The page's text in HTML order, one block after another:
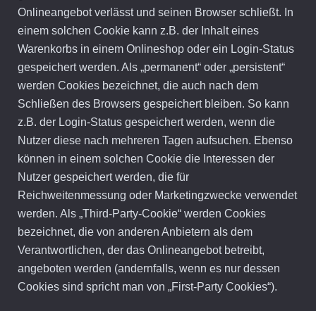
Onlineangebot verlässt und seinen Browser schließt. In
einem solchen Cookie kann z.B. der Inhalt eines
Warenkorbs in einem Onlineshop oder ein Login-Status
gespeichert werden. Als „permanent“ oder „persistent“
werden Cookies bezeichnet, die auch nach dem
Schließen des Browsers gespeichert bleiben. So kann
z.B. der Login-Status gespeichert werden, wenn die
Nutzer diese nach mehreren Tagen aufsuchen. Ebenso
können in einem solchen Cookie die Interessen der
Nutzer gespeichert werden, die für
Reichweitenmessung oder Marketingzwecke verwendet
werden. Als „Third-Party-Cookie“ werden Cookies
bezeichnet, die von anderen Anbietern als dem
Verantwortlichen, der das Onlineangebot betreibt,
angeboten werden (andernfalls, wenn es nur dessen
Cookies sind spricht man von „First-Party Cookies“).